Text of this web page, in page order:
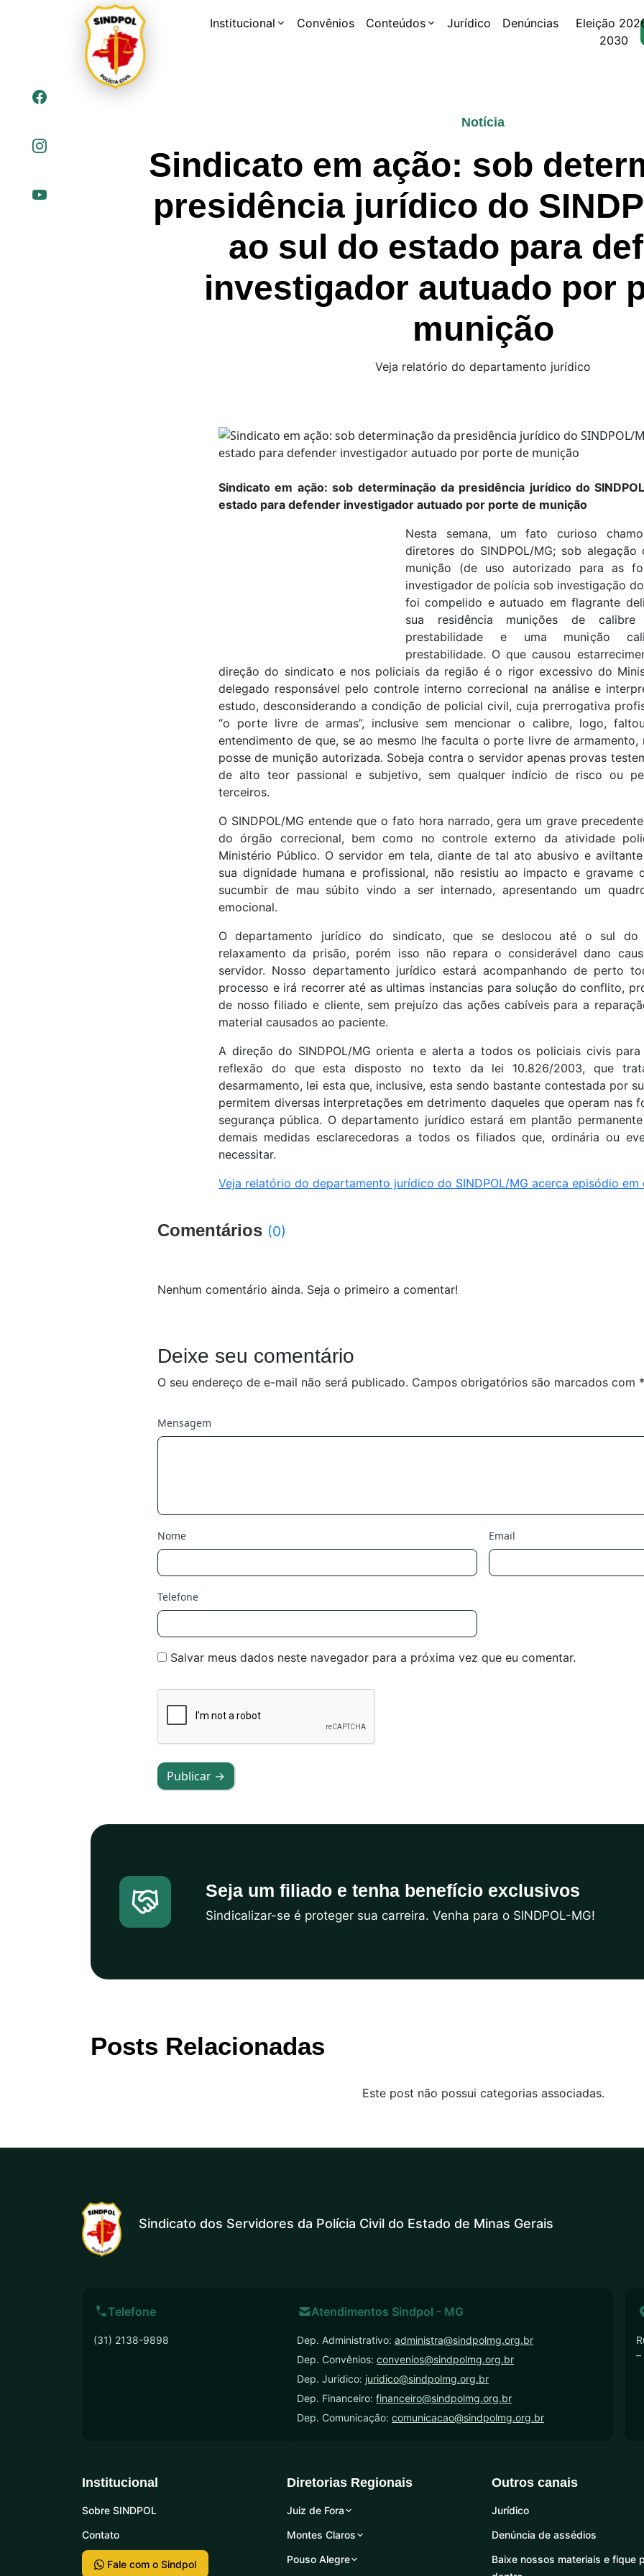
Institucional Convênios Conteúdos Jurídico Denúncias
Eleição
2030
Notícia
Sindicato em ação: sob
presidência jurídico do
ao sul do estado para
investigador autuado por
munição
Veja relatório do departamento jurídico
Sindicato em ação: sob determinação da presidência jurídico do
estado para defender investigador autuado por porte de munição
Nesta semana, um fato curioso
diretores do SINDPOL/MG; sob
munição (de uso autorizado para as
investigador de polícia sob investigação
foi compelido e autuado em flagrante
sua residência munições de
prestabilidade e uma munição
prestabilidade. O que causou
direção do sindicato e nos policiais da região é o rigor excessivo do
delegado responsável pelo controle interno correcional na análise e
estudo, desconsiderando a condição de policial civil, cuja prerrogativa
“o porte livre de armas”, inclusive sem mencionar o calibre, logo,
entendimento de que, se ao mesmo lhe faculta o porte livre de armamento,
posse de munição autorizada. Sobeja contra o servidor apenas provas
de alto teor passional e subjetivo, sem qualquer indício de risco ou
terceiros.
O SINDPOL/MG entende que o fato hora narrado, gera um grave
do órgão correcional, bem como no controle externo da atividade
Ministério Público. O servidor em tela, diante de tal ato abusivo e
sua dignidade humana e profissional, não resistiu ao impacto e gravame
sucumbir de mau súbito vindo a ser internado, apresentando um
emocional.
O departamento jurídico do sindicato, que se deslocou até o sul
relaxamento da prisão, porém isso não repara o considerável dano
servidor. Nosso departamento jurídico estará acompanhando de perto
processo e irá recorrer até as ultimas instancias para solução do conflito,
de nosso filiado e cliente, sem prejuízo das ações cabíveis para a
material causados ao paciente.
A direção do SINDPOL/MG orienta e alerta a todos os policiais civis
reflexão do que esta disposto no texto da lei 10.826/2003, que
desarmamento, lei esta que, inclusive, esta sendo bastante contestada por
permitem diversas interpretações em detrimento daqueles que operam nas
segurança pública. O departamento jurídico estará em plantão
demais medidas esclarecedoras a todos os filiados que, ordinária ou
necessitar.
Veja relatório do departamento jurídico do SINDPOL/MG acerca episódio em
Comentários (0)
Nenhum comentário ainda. Seja o primeiro a comentar!
Deixe seu comentário
O seu endereço de e-mail não será publicado. Campos obrigatórios são marcados com *
Mensagem
Nome Email
Telefone
Salvar meus dados neste navegador para a próxima vez que eu comentar.
Publicar →
Seja um filiado e tenha benefício exclusivos
Sindicalizar-se é proteger sua carreira. Venha para o SINDPOL-MG!
Posts Relacionadas
Este post não possui categorias associadas.
Sindicato dos Servidores da Polícia Civil do Estado de Minas Gerais
Telefone
(31) 2138-9898
Atendimentos Sindpol - MG
Dep. Administrativo: administra@sindpolmg.org.br
Dep. Convênios: convenios@sindpolmg.org.br
Dep. Jurídico: juridico@sindpolmg.org.br
Dep. Financeiro: financeiro@sindpolmg.org.br
Dep. Comunicação: comunicacao@sindpolmg.org.br
–
Institucional
Sobre SINDPOL
Contato
Fale com o Sindpol
Diretorias Regionais
Juiz de Fora
Montes Claros
Pouso Alegre
Outros canais
Jurídico
Denúncia de assédios
Baixe nossos materiais e fique